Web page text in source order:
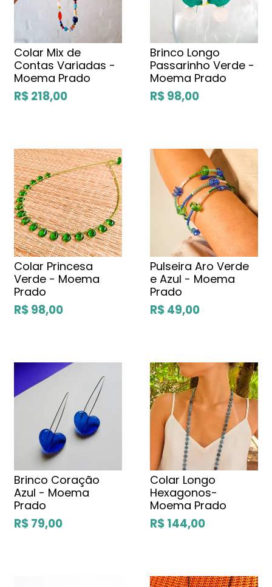
Colar Mix de
Contas Variadas -
Moema Prado
R$ 218,00
Brinco Longo
Passarinho Verde -
Moema Prado
R$ 98,00
Colar Princesa
Verde - Moema
Prado
R$ 98,00
Pulseira Aro Verde
e Azul - Moema
Prado
R$ 49,00
Brinco Coração
Azul - Moema
Prado
R$ 79,00
Colar Longo
Hexagonos-
Moema Prado
R$ 144,00